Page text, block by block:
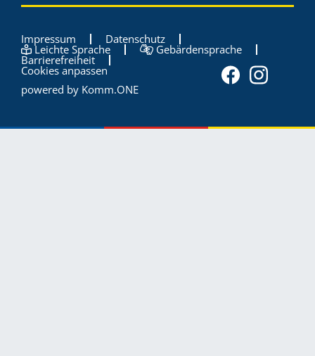
Impressum Datenschutz
Leichte Sprache Gebärdensprache
Barrierefreiheit
Cookies anpassen
powered by Komm.ONE